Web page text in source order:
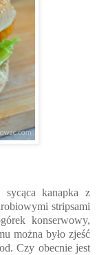
kanapka z
stripsami
konserwowy,
można było zjeść
Czy obecnie jest